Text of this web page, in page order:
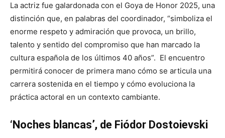
La actriz fue galardonada con el Goya de Honor 2025, una
distinción que, en palabras del coordinador, “simboliza el
enorme respeto y admiración que provoca, un brillo,
talento y sentido del compromiso que han marcado la
cultura española de los últimos 40 años”. El encuentro
permitirá conocer de primera mano cómo se articula una
carrera sostenida en el tiempo y cómo evoluciona la
práctica actoral en un contexto cambiante.
‘Noches blancas’, de Fiódor Dostoievski